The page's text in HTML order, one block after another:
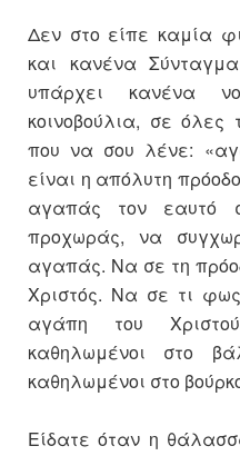
Δεν στο είπε καμία
και κανένα
υπάρχει κανένα
κοινοβούλια, σε όλες
που να σου λένε:
είναι η απόλυτη
αγαπάς τον εαυτό
προχωράς, να
αγαπάς. Να σε τη
Χριστός. Να σε τι
αγάπη του
καθηλωμένοι στο
καθηλωμένοι στο
Είδατε όταν η